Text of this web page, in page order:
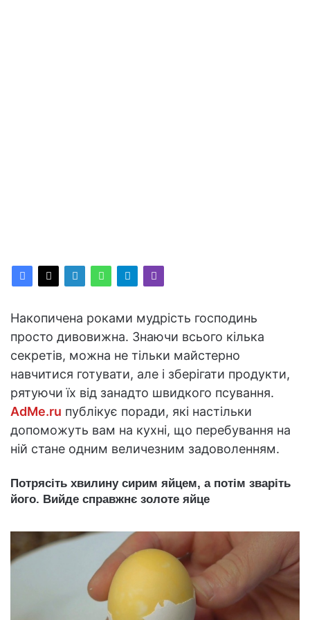
Накопичена роками мудрість господинь
просто дивовижна. Знаючи всього кілька
секретів, можна не тільки майстерно
навчитися готувати, але і зберігати продукти,
рятуючи їх від занадто швидкого псування.
AdMe.ru публікує поради, які настільки
допоможуть вам на кухні, що перебування на
ній стане одним величезним задоволенням.
Потрясіть хвилину сирим яйцем, а потім зваріть
його. Вийде справжнє золоте яйце